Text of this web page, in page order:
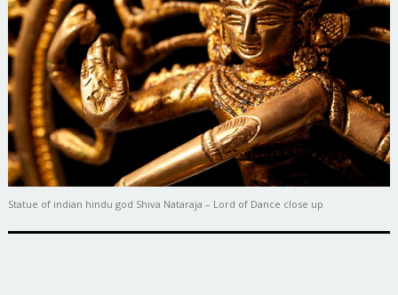
Statue of indian hindu god Shiva Nataraja – Lord of Dance close up